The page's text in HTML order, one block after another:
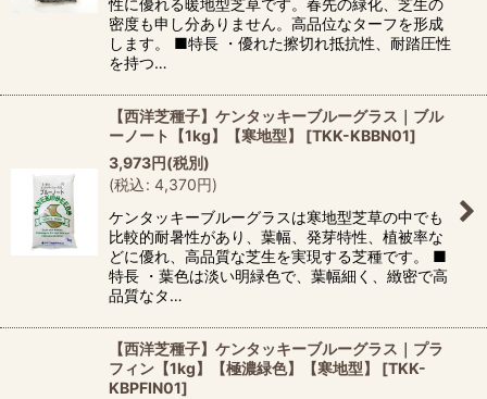
性に優れる暖地型芝草です。春先の緑化、芝生の
密度も申し分ありません。高品位なターフを形成
します。 ■特長 ・優れた擦切れ抵抗性、耐踏圧性
を持つ…
【西洋芝種子】ケンタッキーブルーグラス｜ブル
ーノート【1kg】【寒地型】
[TKK-KBBN01]
3,973円(税別)
(税込: 4,370円)
ケンタッキーブルーグラスは寒地型芝草の中でも
比較的耐暑性があり、葉幅、発芽特性、植被率な
どに優れ、高品質な芝生を実現する芝種です。 ■
特長 ・葉色は淡い明緑色で、葉幅細く、緻密で高
品質なタ…
【西洋芝種子】ケンタッキーブルーグラス｜プラ
フィン【1kg】【極濃緑色】【寒地型】
[TKK-
KBPFIN01]